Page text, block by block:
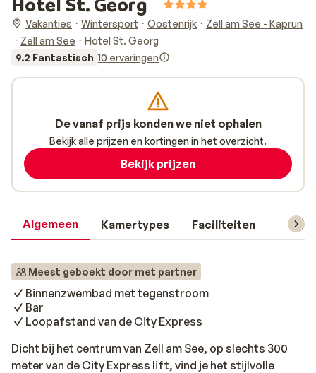
Vakanties Wintersport Oostenrijk
Zell am See - Kaprun
Zell am See
Hotel St. Georg
9.2 Fantastisch 10 ervaringen
Algemeen Kamertypes Faciliteiten
Meest geboekt door met partner
Binnenzwembad met tegenstroom
Bar
Loopafstand van de City Express
Dicht bij het centrum van Zell am See, op slechts 300
meter van de City Express lift, vind je het stijlvolle
De vanaf prijs konden we niet ophalen
Bekijk alle prijzen en kortingen in het overzicht.
Bekijk prijzen